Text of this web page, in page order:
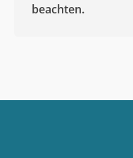
beachten.